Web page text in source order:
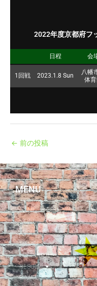
2022年度京都府フ
日程 会
1回戦 2023.1.8 Sun
八幡
体
← 前の投稿
MENU
HOME
NEWS
ABOUT US
MEMBER
SCHEDULE
RESULT
CIMA CUP